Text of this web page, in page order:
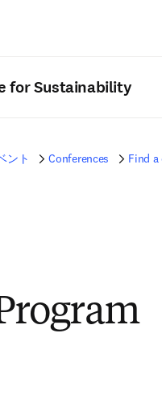
for Sustainability
ント Conferences Find a